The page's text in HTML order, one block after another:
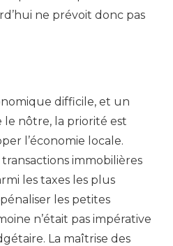
ne prévoit donc pas
difficile, et un
nôtre, la priorité est
l’économie locale.
immobilières
les taxes les plus
les petites
n’était pas impérative
La maîtrise des